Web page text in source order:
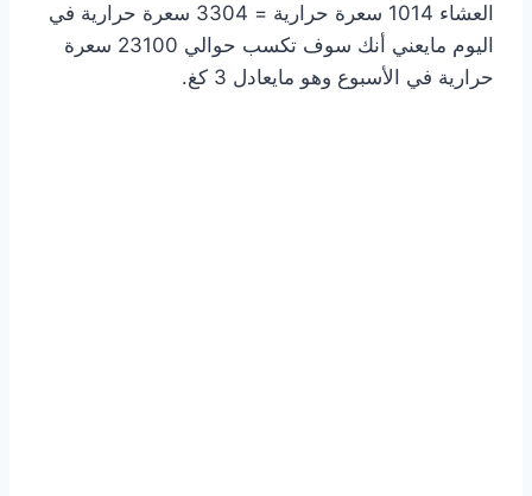
العشاء 1014 سعرة حرارية = 3304 سعرة حرارية في
اليوم مايعني أنك سوف تكسب حوالي 23100 سعرة
حرارية في الأسبوع وهو مايعادل 3 كغ.